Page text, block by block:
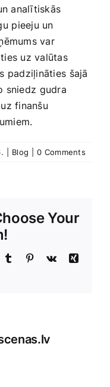
analītiskās
pieeju un
var
uz valūtas
padziļināties ⁣šajā​
sniedz ⁣gudra
finanšu
Blog 0 Comments
Your
Tumblr Pinterest
Vk
Xing